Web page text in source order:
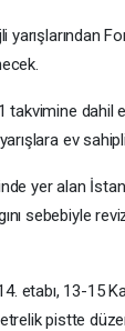
yarışlarından
takvimine dahil
ev
yer alan
sebebiyle
etabı, 13-15
pistte